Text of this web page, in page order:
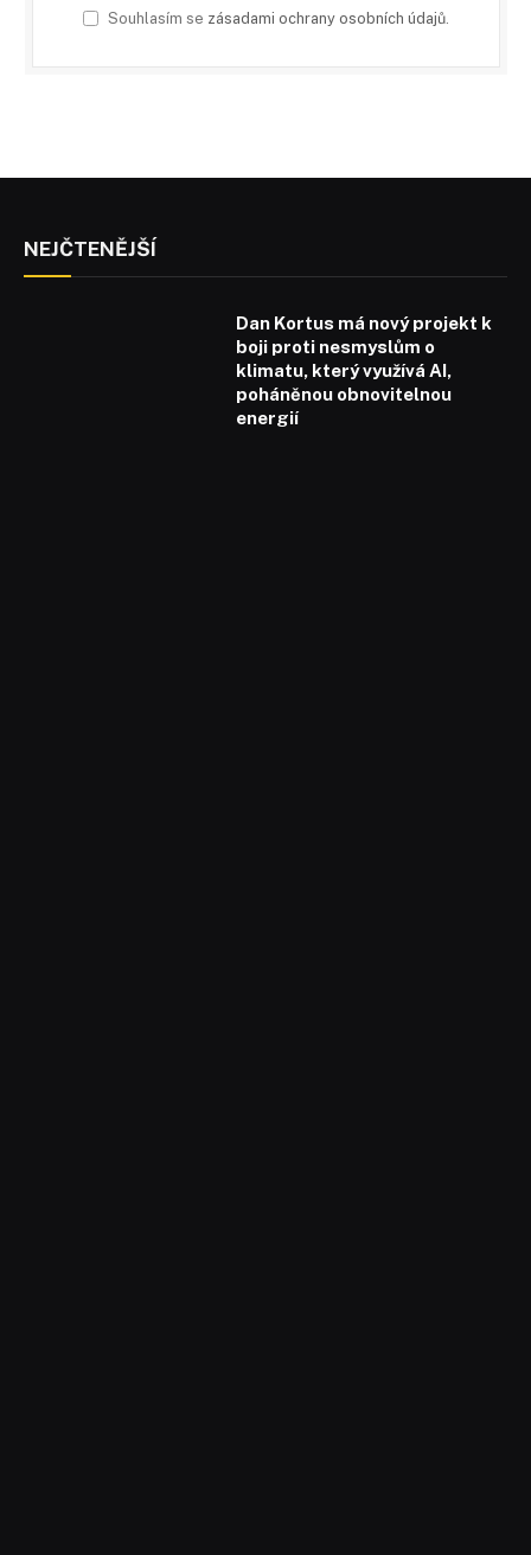
Souhlasím se zásadami ochrany osobních údajů.
NEJČTENĚJŠÍ
Dan Kortus má nový projekt k
boji proti nesmyslům o
klimatu, který využívá AI,
poháněnou obnovitelnou
energií